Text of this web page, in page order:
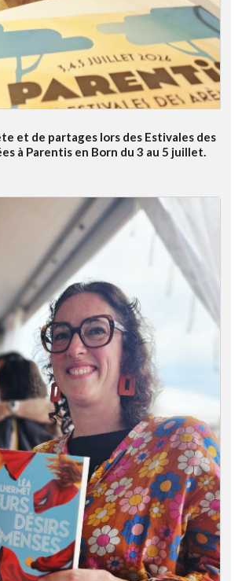
et de partages lors des Estivales des
à Parentis en Born du 3 au 5 juillet.